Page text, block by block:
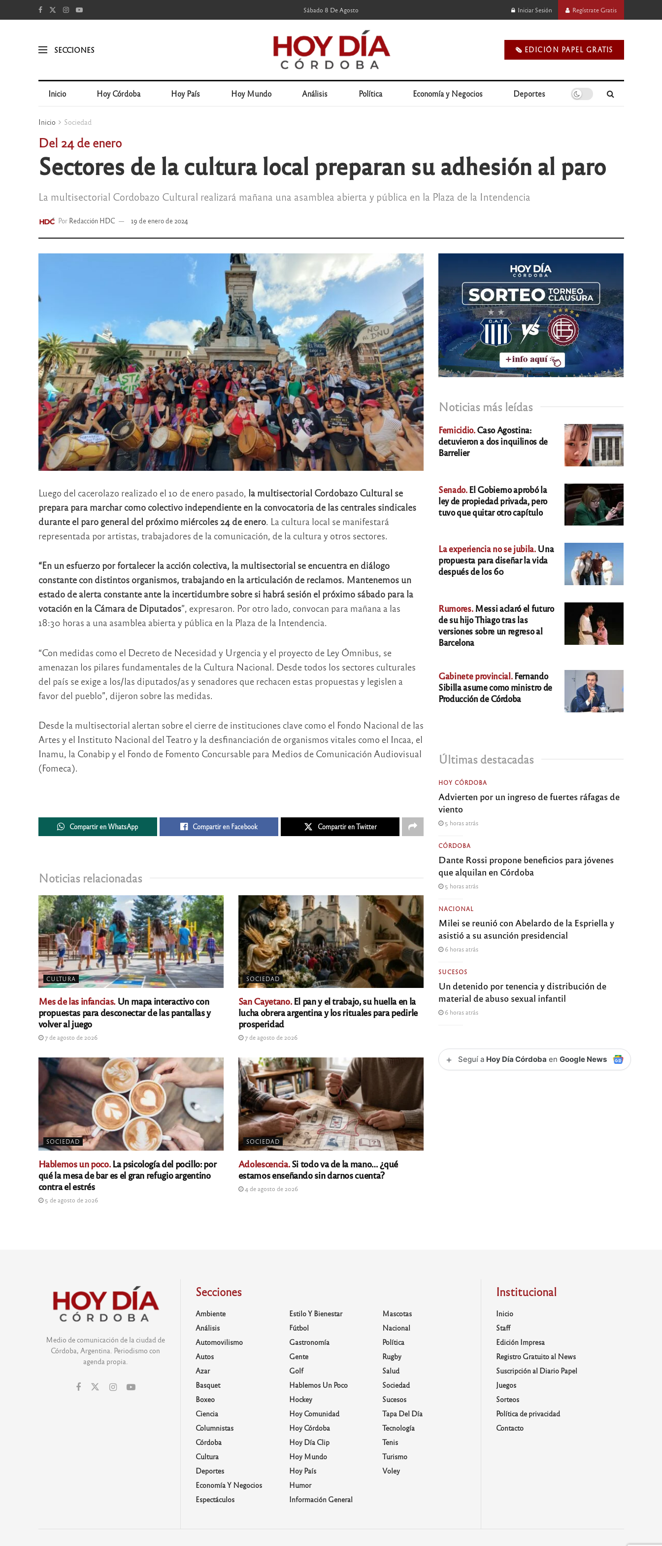
Sábado 8 De Agosto Iniciar Sesión Regístrate Gratis
SECCIONES 🗞️ EDICIÓN PAPEL GRATIS
Inicio Hoy Córdoba Hoy País Hoy Mundo Análisis Política Economía y Negocios Deportes
Inicio Sociedad
Del 24 de enero
Sectores de la cultura local preparan su adhesión al paro
La multisectorial Cordobazo Cultural realizará mañana una asamblea abierta y pública en la Plaza de la Intendencia
Por Redacción HDC 19 de enero de 2024
Luego del cacerolazo realizado el 10 de enero pasado, la multisectorial Cordobazo Cultural se
prepara para marchar como colectivo independiente en la convocatoria de las centrales sindicales
durante el paro general del próximo miércoles 24 de enero. La cultura local se manifestará
representada por artistas, trabajadores de la comunicación, de la cultura y otros sectores.
“En un esfuerzo por fortalecer la acción colectiva, la multisectorial se encuentra en diálogo
constante con distintos organismos, trabajando en la articulación de reclamos. Mantenemos un
estado de alerta constante ante la incertidumbre sobre si habrá sesión el próximo sábado para la
votación en la Cámara de Diputados”, expresaron. Por otro lado, convocan para mañana a las
18:30 horas a una asamblea abierta y pública en la Plaza de la Intendencia.
“Con medidas como el Decreto de Necesidad y Urgencia y el proyecto de Ley Ómnibus, se
amenazan los pilares fundamentales de la Cultura Nacional. Desde todos los sectores culturales
del país se exige a los/las diputados/as y senadores que rechacen estas propuestas y legislen a
favor del pueblo”, dijeron sobre las medidas.
Desde la multisectorial alertan sobre el cierre de instituciones clave como el Fondo Nacional de las
Artes y el Instituto Nacional del Teatro y la desfinanciación de organismos vitales como el Incaa, el
Inamu, la Conabip y el Fondo de Fomento Concursable para Medios de Comunicación Audiovisual
(Fomeca).
Compartir en WhatsApp Compartir en Facebook Compartir en Twitter
Noticias relacionadas
CULTURA
Mes de las infancias.Un mapa interactivo con
propuestas para desconectar de las pantallas y
volver al juego
7 de agosto de 2026
SOCIEDAD
San Cayetano.El pan y el trabajo, su huella en la
lucha obrera argentina y los rituales para pedirle
prosperidad
7 de agosto de 2026
SOCIEDAD
Hablemos un poco.La psicología del pocillo: por
qué la mesa de bar es el gran refugio argentino
contra el estrés
5 de agosto de 2026
SOCIEDAD
Adolescencia.Si todo va de la mano… ¿qué
estamos enseñando sin darnos cuenta?
4 de agosto de 2026
Noticias más leídas
Femicidio.Caso Agostina:
detuvieron a dos inquilinos de
Barrelier
Senado.El Gobierno aprobó la
ley de propiedad privada, pero
tuvo que quitar otro capítulo
La experiencia no se jubila.Una
propuesta para diseñar la vida
después de los 60
Rumores.Messi aclaró el futuro
de su hijo Thiago tras las
versiones sobre un regreso al
Barcelona
Gabinete provincial.Fernando
Sibilla asume como ministro de
Producción de Córdoba
Últimas destacadas
HOY CÓRDOBA
Advierten por un ingreso de fuertes ráfagas de
viento
5 horas atrás
CÓRDOBA
Dante Rossi propone beneficios para jóvenes
que alquilan en Córdoba
5 horas atrás
NACIONAL
Milei se reunió con Abelardo de la Espriella y
asistió a su asunción presidencial
6 horas atrás
SUCESOS
Un detenido por tenencia y distribución de
material de abuso sexual infantil
6 horas atrás
+ Seguí a Hoy Día Córdoba enGoogle News
Medio de comunicación de la ciudad de
Córdoba, Argentina. Periodismo con
agenda propia.
Secciones
Ambiente
Análisis
Automovilismo
Autos
Azar
Basquet
Boxeo
Ciencia
Columnistas
Córdoba
Cultura
Deportes
Economía Y Negocios
Espectáculos
Estilo Y Bienestar
Fútbol
Gastronomía
Gente
Golf
Hablemos Un Poco
Hockey
Hoy Comunidad
Hoy Córdoba
Hoy Día Clip
Hoy Mundo
Hoy País
Humor
Información General
Mascotas
Nacional
Política
Rugby
Salud
Sociedad
Sucesos
Tapa Del Día
Tecnología
Tenis
Turismo
Voley
Institucional
Inicio
Staff
Edición Impresa
Registro Gratuito al News
Suscripción al Diario Papel
Juegos
Sorteos
Política de privacidad
Contacto